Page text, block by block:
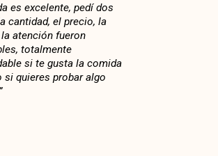
es excelente, pedí dos
cantidad, el precio, la
atención fueron
totalmente
si te gusta la comida
si quieres probar algo